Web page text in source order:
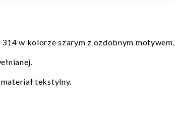
w kolorze szarym z ozdobnym motywem.
tekstylny.